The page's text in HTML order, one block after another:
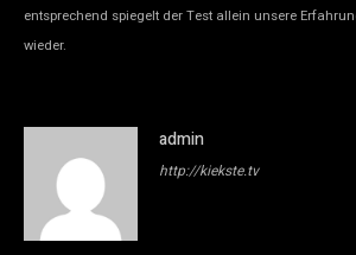
entsprechend spiegelt der Test allein unsere
wieder.
admin
http://kiekste.tv